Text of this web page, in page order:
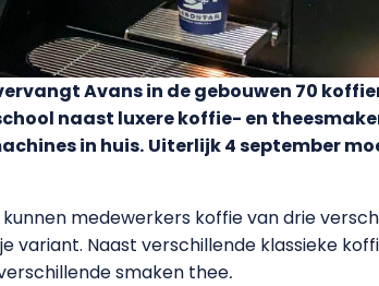
Avans in de gebouwen 70
naast luxere koffie- en
in huis. Uiterlijk 4 september
medewerkers koffie van drie
variant. Naast verschillende klassieke
smaken thee.